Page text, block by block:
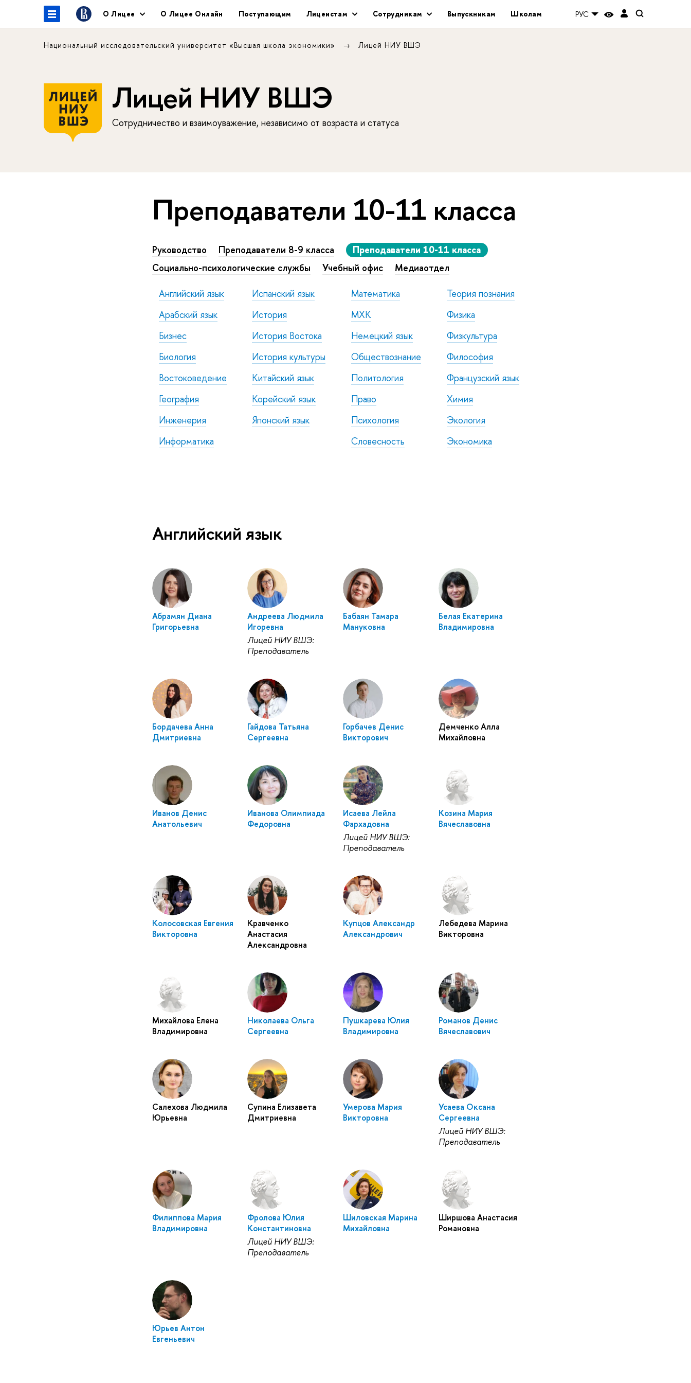
О Лицее О Лицее Онлайн Поступающим Лицеистам Сотрудникам Выпускникам Школам РУС
Национальный исследовательский университет «Высшая школа экономики» Лицей НИУ ВШЭ
Лицей НИУ ВШЭ
Сотрудничество и взаимоуважение, независимо от возраста и статуса
Преподаватели 10-11 класса
Руководство Преподаватели 8-9 класса
Преподаватели 10-11 класса
Социально-психологические службы
Учебный офис
Медиаотдел
Английский язык
Испанский язык Математика
Теория познания
Арабский язык
История МХК
Физика
Бизнес
История Востока Немецкий язык
Физкультура
Биология
История культуры Обществознание
Философия
Востоковедение
Китайский язык Политология
Французский язык
География
Корейский язык Право
Химия
Инженерия
Японский язык Психология
Экология
Информатика
Словесность Экономика
Английский язык
Абрамян Диана
Григорьевна
Андреева Людмила
Игоревна
Лицей НИУ ВШЭ:
Преподаватель
Бабаян Тамара
Мануковна
Белая Екатерина
Владимировна
Бордачева Анна
Дмитриевна
Гайдова Татьяна
Сергеевна
Горбачев Денис
Викторович
Демченко Алла
Михайловна
Иванов Денис
Анатольевич
Иванова Олимпиада
Федоровна
Исаева Лейла
Фархадовна
Лицей НИУ ВШЭ:
Преподаватель
Козина Мария
Вячеславовна
Колосовская Евгения
Викторовна
Кравченко
Анастасия
Александровна
Купцов Александр
Александрович
Лебедева Марина
Викторовна
Михайлова Елена
Владимировна
Николаева Ольга
Сергеевна
Пушкарева Юлия
Владимировна
Романов Денис
Вячеславович
Салехова Людмила
Юрьевна
Супина Елизавета
Дмитриевна
Умерова Мария
Викторовна
Усаева Оксана
Сергеевна
Лицей НИУ ВШЭ:
Преподаватель
Филиппова Мария
Владимировна
Фролова Юлия
Константиновна
Лицей НИУ ВШЭ:
Преподаватель
Шиловская Марина
Михайловна
Ширшова Анастасия
Романовна
Юрьев Антон
Евгеньевич